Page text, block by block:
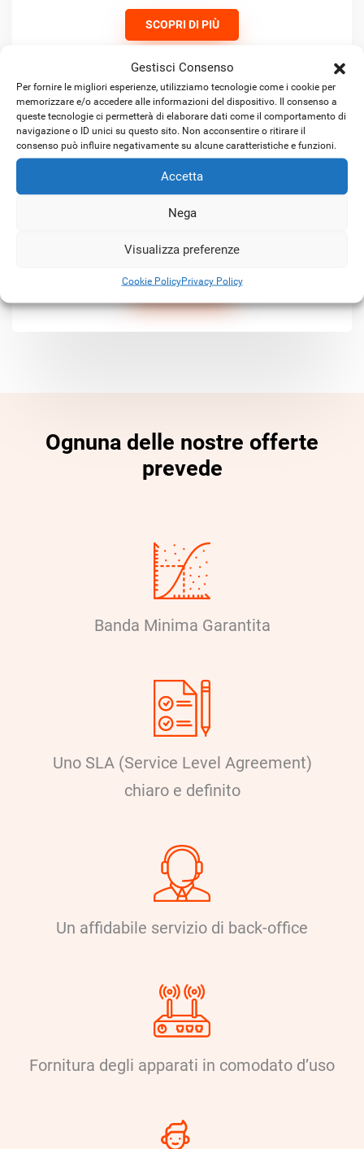
Gestisci Consenso
Per fornire le migliori esperienze, utilizziamo tecnologie come i cookie per
memorizzare e/o accedere alle informazioni del dispositivo. Il consenso a
queste tecnologie ci permetterà di elaborare dati come il comportamento di
navigazione o ID unici su questo sito. Non acconsentire o ritirare il
consenso può influire negativamente su alcune caratteristiche e funzioni.
Accetta
Nega
Visualizza preferenze
Cookie PolicyPrivacy Policy
SCOPRI DI PIÙ
Satellitare KA-SAT ibrido
SCOPRI DI PIÙ
Ognuna delle nostre offerte
prevede
Banda Minima Garantita
Uno SLA (Service Level Agreement)
chiaro e definito
Un affidabile servizio di back-office
Fornitura degli apparati in comodato d’uso